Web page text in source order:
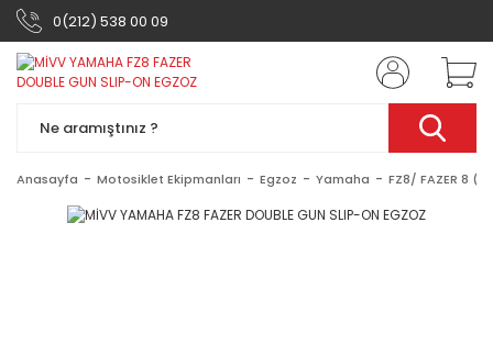
0(212) 538 00 09
Anasayfa Motosiklet Ekipmanları Egzoz Yamaha FZ8/ FAZER 8